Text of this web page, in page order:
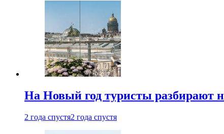
На Новый год туристы разбирают
2 года спустя2 года спустя